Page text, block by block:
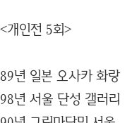
<개인전 5회>
89년 일본 오사카 화랑
98년 서울 단성 갤러리